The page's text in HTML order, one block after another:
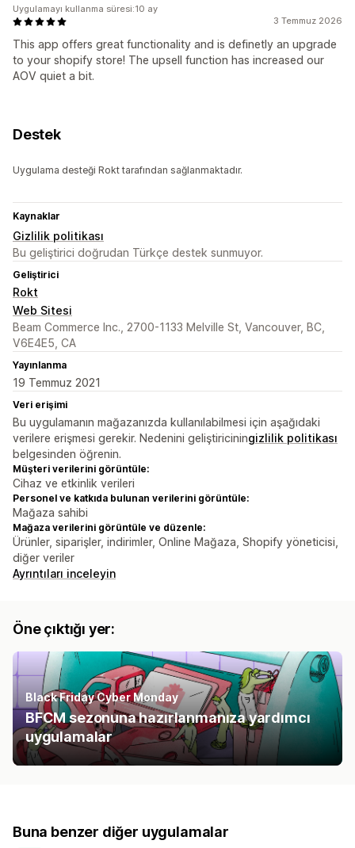
3 Temmuz 2026
This app offers great functionality and is definetly an upgrade
to your shopify store! The upsell function has increased our
AOV quiet a bit.
Uygulamayı kullanma süresi:10 ay
Destek
Uygulama desteği Rokt tarafından sağlanmaktadır.
Kaynaklar
Gizlilik politikası
Bu geliştirici doğrudan Türkçe destek sunmuyor.
Geliştirici
Rokt
Web Sitesi
Beam Commerce Inc., 2700-1133 Melville St, Vancouver, BC,
V6E4E5, CA
Yayınlanma
19 Temmuz 2021
Veri erişimi
Bu uygulamanın mağazanızda kullanılabilmesi için aşağıdaki
verilere erişmesi gerekir. Nedenini geliştiriciningizlilik politikası
belgesinden öğrenin.
Müşteri verilerini görüntüle:
Cihaz ve etkinlik verileri
Personel ve katkıda bulunan verilerini görüntüle:
Mağaza sahibi
Mağaza verilerini görüntüle ve düzenle:
Ürünler, siparişler, indirimler, Online Mağaza, Shopify yöneticisi,
diğer veriler
Ayrıntıları inceleyin
Öne çıktığı yer:
Black Friday Cyber Monday
BFCM sezonuna hazırlanmanıza yardımcı
uygulamalar
Buna benzer diğer uygulamalar